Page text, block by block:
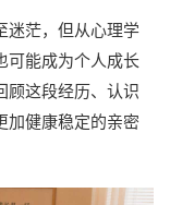
迷茫，但从心理学
可能成为个人成长
顾这段经历、认识
加健康稳定的亲密